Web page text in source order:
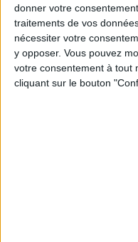
donner votre
traitements de vos
nécessiter votre
y opposer. Vous pouvez
votre consentement à tout
cliquant sur le bouton
Combien de kilos